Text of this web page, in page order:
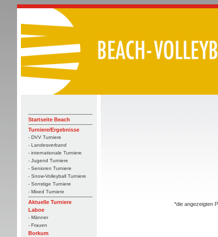
Startseite Beach
Turniere/Ergebnisse
- DVV Turniere
- Landesverband
- internationale Turniere
- Jugend Turniere
- Senioren Turniere
- Snow-Volleyball Turniere
- Sonstige Turniere
- Mixed Turniere
Aktuelle Turniere
Laboe
- Männer
- Frauen
Borkum
*die angezeigten